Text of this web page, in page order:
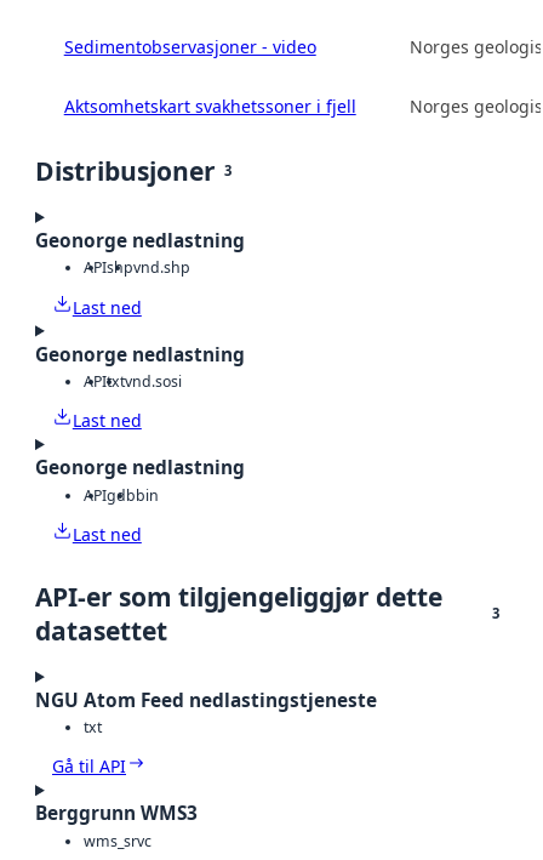
Sedimentobservasjoner - video Norges
Aktsomhetskart svakhetssoner i fjell Norges
Distribusjoner 3
Geonorge nedlastning
APIshpvnd.shp
Last ned
Geonorge nedlastning
APItxtvnd.sosi
Last ned
Geonorge nedlastning
APIgdbbin
Last ned
API-er som tilgjengeliggjør dette
datasettet
3
NGU Atom Feed nedlastingstjeneste
txt
Gå til API
Berggrunn WMS3
wms_srvc